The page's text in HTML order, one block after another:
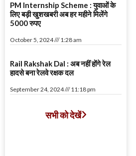
PM Internship Scheme : युवाओं के
लिए बड़ी खुशखबरी अब हर महीने मिलेंगे
5000 रुपए
October 5, 2024 1:28 am
Rail Rakshak Dal : अब नहीं होंगे रेल
हादसे बना रेलवे रक्षक दल
September 24, 2024 11:18 pm
सभी को देखें